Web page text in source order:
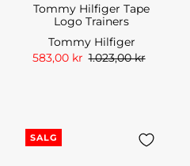
Tommy Hilfiger Tape
Logo Trainers
Tommy Hilfiger
583,00 kr 1.023,00 kr
SALG